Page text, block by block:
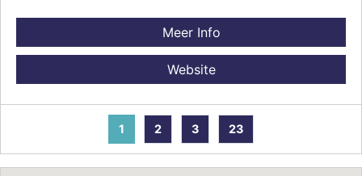
Meer Info
Website
1 2 3 23